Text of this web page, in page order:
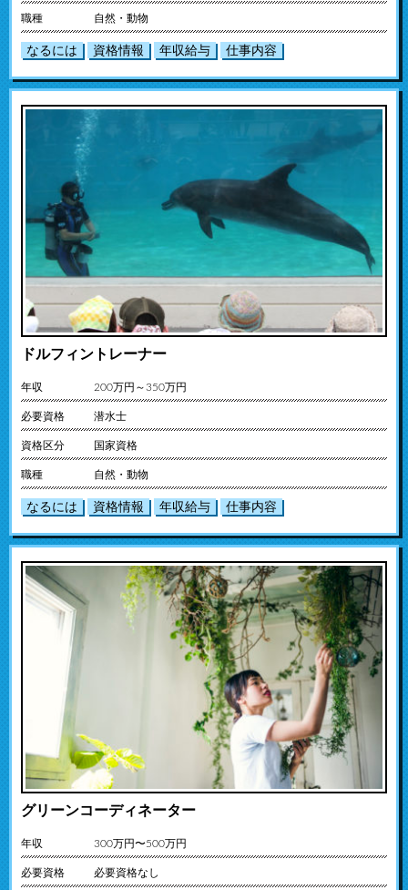
職種 自然・動物
なるには 資格情報 年収給与 仕事内容
ドルフィントレーナー
年収 200万円～350万円
必要資格 潜水士
資格区分 国家資格
職種 自然・動物
なるには 資格情報 年収給与 仕事内容
グリーンコーディネーター
年収 300万円〜500万円
必要資格 必要資格なし